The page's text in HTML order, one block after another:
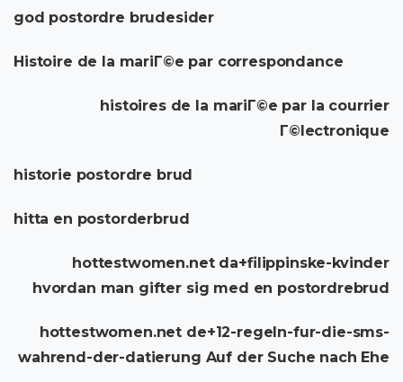
god postordre brudesider
Histoire de la mariГ©e par correspondance
histoires de la mariГ©e par la courrier
Г©lectronique
historie postordre brud
hitta en postorderbrud
hottestwomen.net da+filippinske-kvinder
hvordan man gifter sig med en postordrebrud
hottestwomen.net de+12-regeln-fur-die-sms-
wahrend-der-datierung Auf der Suche nach Ehe